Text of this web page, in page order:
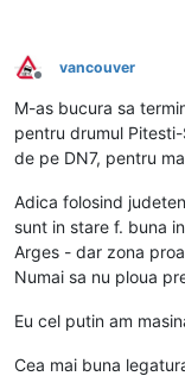
Deconectat
vancouver
M-as bucura sa
pentru drumul
de pe DN7, pentru
Adica folosind
sunt in stare f. buna
Arges - dar zona
Numai sa nu ploua
Eu cel putin am
Cea mai buna